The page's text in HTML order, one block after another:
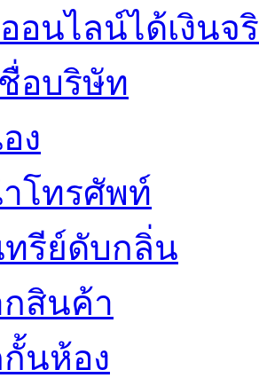
อนไลน์ได้เงินจ
อบริษัท
ง
โทรศัพท์
รีย์ดับกลิ่น
สินค้า
นห้อง